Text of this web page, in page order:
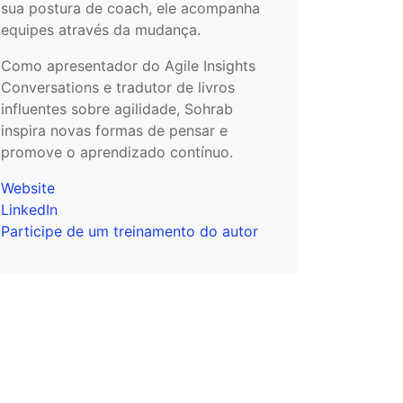
sua postura de coach, ele acompanha
equipes através da mudança.
Como apresentador do Agile Insights
Conversations e tradutor de livros
influentes sobre agilidade, Sohrab
inspira novas formas de pensar e
promove o aprendizado contínuo.
Website
LinkedIn
Participe de um treinamento do autor